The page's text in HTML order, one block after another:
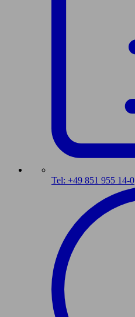
Tel: +49 851 955 14-0